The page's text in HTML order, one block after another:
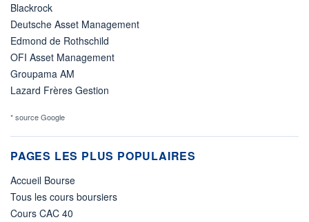
Blackrock
Deutsche Asset Management
Edmond de Rothschild
OFI Asset Management
Groupama AM
Lazard Frères Gestion
* source Google
PAGES LES PLUS POPULAIRES
Accueil Bourse
Tous les cours boursiers
Cours CAC 40